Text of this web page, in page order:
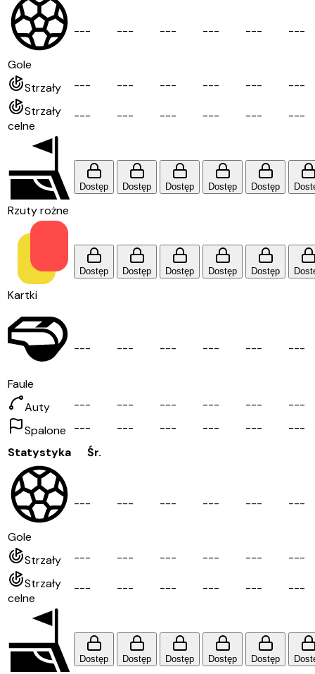
Gole
--- --- --- --- --- ---
Strzały --- --- --- --- --- ---
Strzały
celne
--- --- --- --- --- ---
Rzuty rożne
Dostęp Dostęp Dostęp Dostęp Dostęp
Kartki
Dostęp Dostęp Dostęp Dostęp Dostęp
Faule
--- --- --- --- --- ---
Auty --- --- --- --- --- ---
Spalone
--- --- --- --- --- ---
Statystyka
Śr.
Gole
--- --- --- --- --- ---
Strzały --- --- --- --- --- ---
Strzały
celne
--- --- --- --- --- ---
Dostęp Dostęp Dostęp Dostęp Dostęp